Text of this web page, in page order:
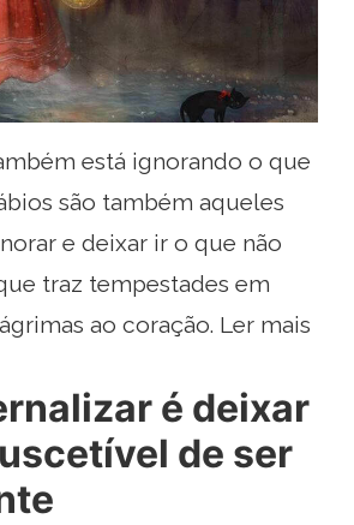
está ignorando o que
são também aqueles
e deixar ir o que não
traz tempestades em
ao coração. Ler mais
é deixar
de ser